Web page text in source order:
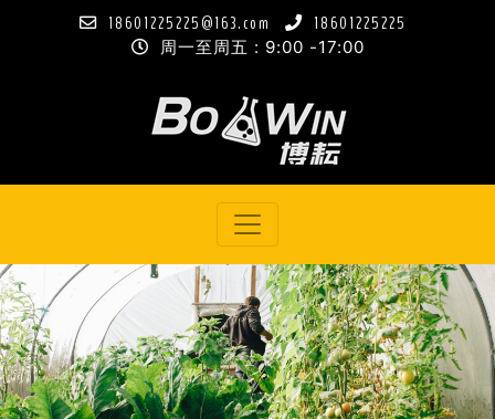
18601225225@163.com 18601225225
周一至周五 : 9:00 -17:00